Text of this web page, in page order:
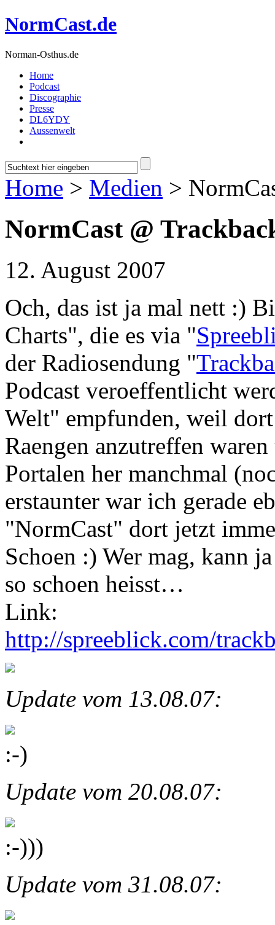
NormCast.de
Norman-Osthus.de
Home
Podcast
Discographie
Presse
DL6YDY
Aussenwelt
Home > Medien >
NormCast @
12. August 2007
Och, das ist ja mal nett :)
Charts", die es via "
der Radiosendung "
Podcast veroeffentlicht
Welt" empfunden, weil
Raengen anzutreffen
Portalen her manchmal
erstaunter war ich gerade
"NormCast" dort jetzt
Schoen :) Wer mag, kann
so schoen heisst…
Link:
http://spreeblick.com/
Update vom 13.08.07:
:-)
Update vom 20.08.07:
:-)))
Update vom 31.08.07: